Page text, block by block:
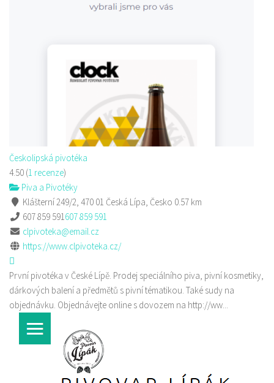
Českolipská pivotéka
4.50 (1 recenze)
Piva a Pivotéky
Klášterní 249/2, 470 01 Česká Lípa, Česko 0.57 km
607 859 591607 859 591
clpivoteka@email.cz
https://www.clpivoteka.cz/
První pivotéka v České Lípě. Prodej speciálního piva, pivní kosmetiky,
dárkových balení a předmětů s pivní tématikou. Také sudy na
objednávku. Objednávejte online s dovozem na http://ww...